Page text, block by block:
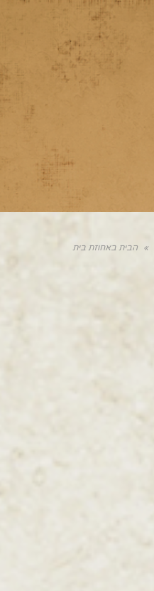
» הבית באחוזת בית